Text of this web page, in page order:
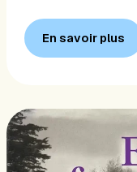
En savoir plus
Tout
est
bon